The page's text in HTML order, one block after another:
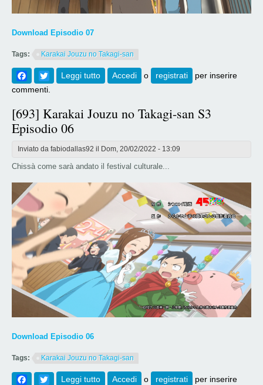
Download Episodio 07
Tags: Karakai Jouzu no Takagi-san
Facebook
Twitter
Leggi tutto su [694] Karakai Jouzu no Takagi-san S3
Episodio 07
Accedi o registrati
per inserire
commenti.
[693] Karakai Jouzu no Takagi-san S3
Episodio 06
Inviato da fabiodallas92 il Dom, 20/02/2022 - 13:09
Chissà come sarà andato il festival culturale...
Download Episodio 06
Tags: Karakai Jouzu no Takagi-san
Facebook
Twitter
Leggi tutto su [693] Karakai Jouzu no Takagi-san S3
Accedi o registrati
per inserire